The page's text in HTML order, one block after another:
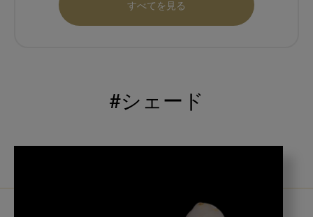
book
海外歯科事情 咬合の変化
スウェーデン
すべてを見る
#シェード